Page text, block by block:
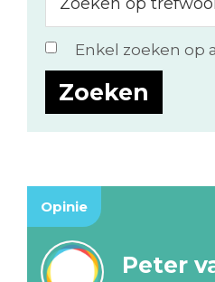
op
trefwoord
of
auteur...
Enkel zoeken op
Opinie
Peter